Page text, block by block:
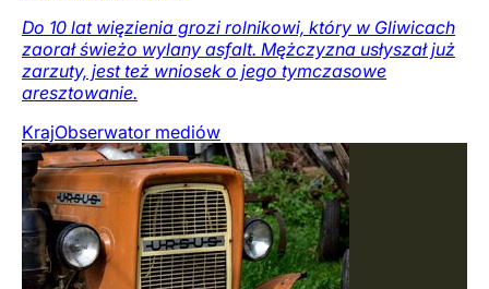
Do 10 lat więzienia grozi rolnikowi, który w Gliwicach
zaorał świeżo wylany asfalt. Mężczyzna usłyszał już
zarzuty, jest też wniosek o jego tymczasowe
aresztowanie.
KrajObserwator mediów